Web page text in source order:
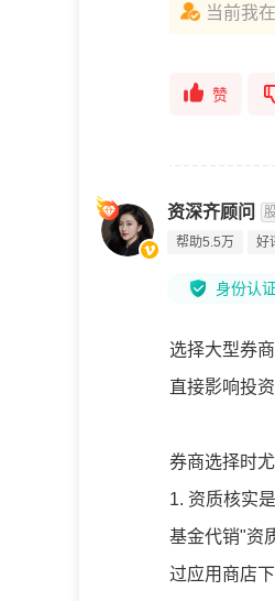
当前我
赞
资深齐顾问
帮助5.5万
好
身份认
选择大型券
直接影响投
券商选择时
1. 资质核实
基金代销"资
过应用商店